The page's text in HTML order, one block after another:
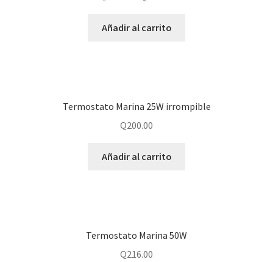
Añadir al carrito
Termostato Marina 25W irrompible
Q200.00
Añadir al carrito
Termostato Marina 50W
Q216.00